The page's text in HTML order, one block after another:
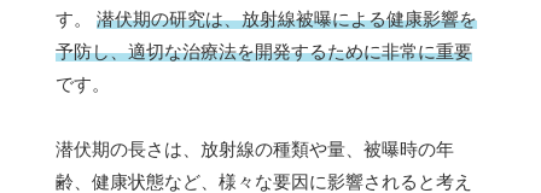
す。 潜伏期の研究は、放射線被曝による健康影響を
予防し、適切な治療法を開発するために非常に重要
です。
潜伏期の長さは、放射線の種類や量、被曝時の年
齢、健康状態など、様々な要因に影響されると考え